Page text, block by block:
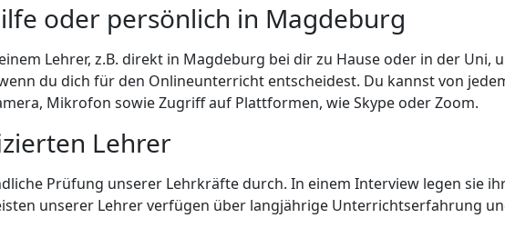
oder persönlich in Magdeburg
Lehrer, z.B. direkt in Magdeburg bei dir zu Hause oder in der Uni,
du dich für den Onlineunterricht entscheidest. Du kannst von
Mikrofon sowie Zugriff auf Plattformen, wie Skype oder Zoom.
Lehrer
Prüfung unserer Lehrkräfte durch. In einem Interview legen sie
unserer Lehrer verfügen über langjährige Unterrichtserfahrung